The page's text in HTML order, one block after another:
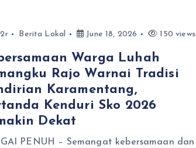
Berita Lokal June 18, 2026 150 views
Warga Luhah
Rajo Warnai Tradisi
Karamentang,
Kenduri Sko 2026
Dekat
PENUH – Semangat kebersamaan dan